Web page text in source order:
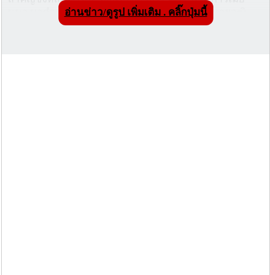
นมา มาดำเนินคดีในไทย จำนวน 2 ราย ได้แก่ นายวุฒิ
พงษ์ หะจิ และนายณัฐนันท์หรือน้อย ชุ่มเย็น
อ่านข่าว/ดูรูป เพิ่มเติม . คลิ๊กปุ่มนี้